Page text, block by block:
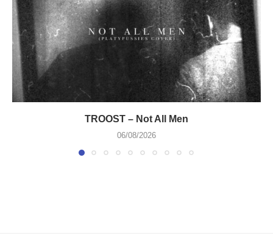
TROOST – Not All Men
06/08/2026